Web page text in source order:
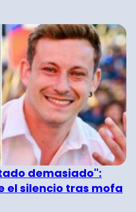
demasiado":
el silencio tras mofa